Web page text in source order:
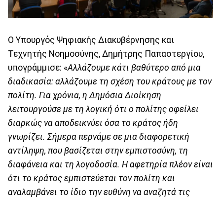
Ο Υπουργός Ψηφιακής Διακυβέρνησης και
Τεχνητής Νοημοσύνης, Δημήτρης Παπαστεργίου,
υπογράμμισε: «Αλλάζουμε κάτι βαθύτερο από μια
διαδικασία: αλλάζουμε τη σχέση του κράτους με τον
πολίτη. Για χρόνια, η Δημόσια Διοίκηση
λειτουργούσε με τη λογική ότι ο πολίτης οφείλει
διαρκώς να αποδεικνύει όσα το κράτος ήδη
γνωρίζει. Σήμερα περνάμε σε μια διαφορετική
αντίληψη, που βασίζεται στην εμπιστοσύνη, τη
διαφάνεια και τη λογοδοσία. Η αφετηρία πλέον είναι
ότι το κράτος εμπιστεύεται τον πολίτη και
αναλαμβάνει το ίδιο την ευθύνη να αναζητά τις